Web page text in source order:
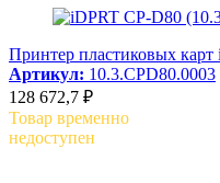
Принтер пластиковых
Артикул: 10.3.CPD80.0003
128 672,7 ₽
Товар временно
недоступен